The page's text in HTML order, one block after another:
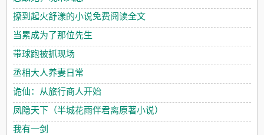
撩到起火舒漾的小说免费阅读全文
当累成为了那位先生
带球跑被抓现场
丞相大人养妻日常
诡仙：从旅行商人开始
凤隐天下（半城花雨伴君离原著小说）
我有一剑